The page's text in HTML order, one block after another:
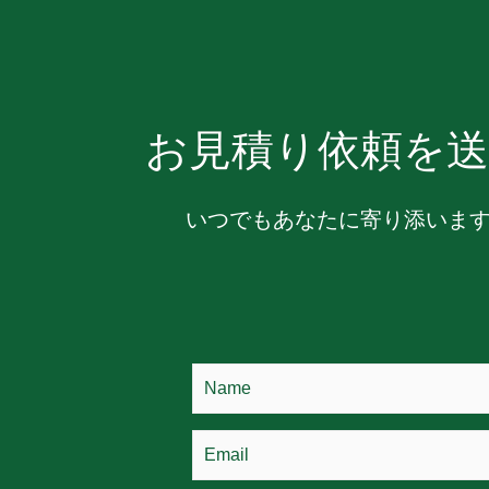
お見積り依頼を
いつでもあなたに寄り添いま